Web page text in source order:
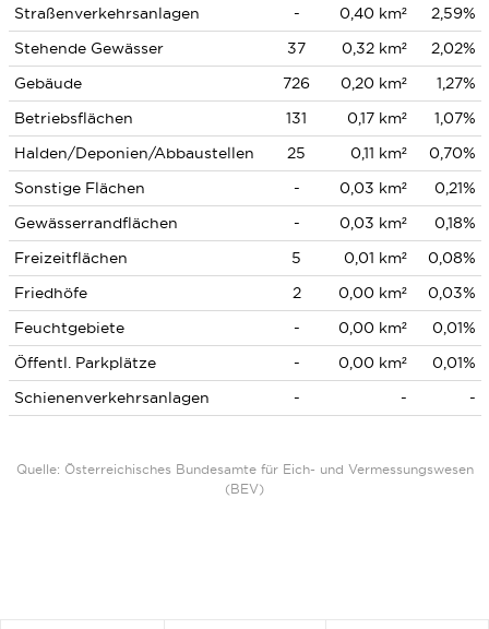
Straßenverkehrsanlagen - 0,40 km²
2,59%
Stehende Gewässer
37 0,32 km²
2,02%
Gebäude
726 0,20 km²
1,27%
Betriebsflächen
131 0,17 km²
1,07%
Halden/Deponien/Abbaustellen
25 0,11 km²
0,70%
Sonstige Flächen
- 0,03 km²
0,21%
Gewässerrandflächen
- 0,03 km²
0,18%
Freizeitflächen
5 0,01 km²
0,08%
Friedhöfe
2 0,00 km²
0,03%
Feuchtgebiete
- 0,00 km²
0,01%
Öffentl. Parkplätze
- 0,00 km²
0,01%
Schienenverkehrsanlagen
- - -
Quelle: Österreichisches Bundesamte für Eich- und Vermessungswesen
(BEV)